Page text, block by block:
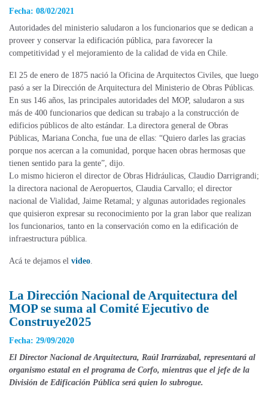
Fecha: 08/02/2021
Autoridades del ministerio saludaron a los funcionarios que se dedican a
proveer y conservar la edificación pública, para favorecer la
competitividad y el mejoramiento de la calidad de vida en Chile.
El 25 de enero de 1875 nació la Oficina de Arquitectos Civiles, que luego
pasó a ser la Dirección de Arquitectura del Ministerio de Obras Públicas.
En sus 146 años, las principales autoridades del MOP, saludaron a sus
más de 400 funcionarios que dedican su trabajo a la construcción de
edificios públicos de alto estándar. La directora general de Obras
Públicas, Mariana Concha, fue una de ellas: “Quiero darles las gracias
porque nos acercan a la comunidad, porque hacen obras hermosas que
tienen sentido para la gente”, dijo.
Lo mismo hicieron el director de Obras Hidráulicas, Claudio Darrigrandi;
la directora nacional de Aeropuertos, Claudia Carvallo; el director
nacional de Vialidad, Jaime Retamal; y algunas autoridades regionales
que quisieron expresar su reconocimiento por la gran labor que realizan
los funcionarios, tanto en la conservación como en la edificación de
infraestructura pública.
Acá te dejamos el video
La Dirección Nacional de Arquitectura del
MOP se suma al Comité Ejecutivo de
Construye2025
Fecha: 29/09/2020
El Director Nacional de Arquitectura, Raúl Irarrázabal, representará al
organismo estatal en el programa de Corfo, mientras que el jefe de la
División de Edificación Pública será quien lo subrogue.